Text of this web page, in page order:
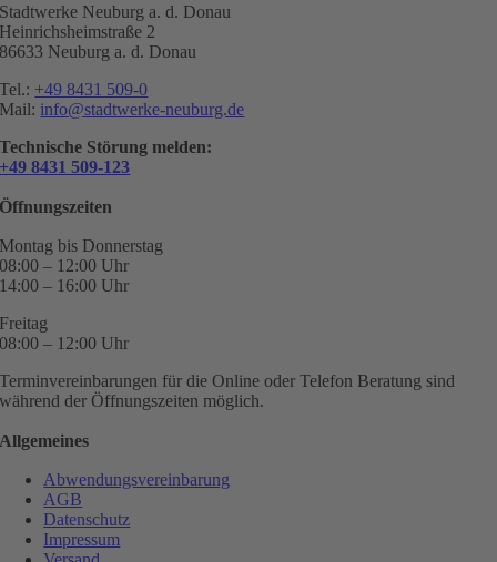
Stadtwerke Neuburg a. d. Donau
Heinrichsheimstraße 2
86633 Neuburg a. d. Donau
Tel.: +49 8431 509-0
Mail: info@stadtwerke-neuburg.de
Technische Störung melden:
+49 8431 509-123
Öffnungszeiten
Montag bis Donnerstag
08:00 – 12:00 Uhr
14:00 – 16:00 Uhr
Freitag
08:00 – 12:00 Uhr
Terminvereinbarungen für die Online oder Telefon Beratung sind
während der Öffnungszeiten möglich.
Allgemeines
Abwendungsvereinbarung
AGB
Datenschutz
Impressum